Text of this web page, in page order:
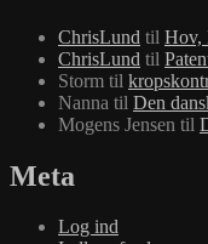
ChrisLund til Hov,
ChrisLund til
Storm til
Nanna til Den
Mogens Jensen til
Meta
Log ind